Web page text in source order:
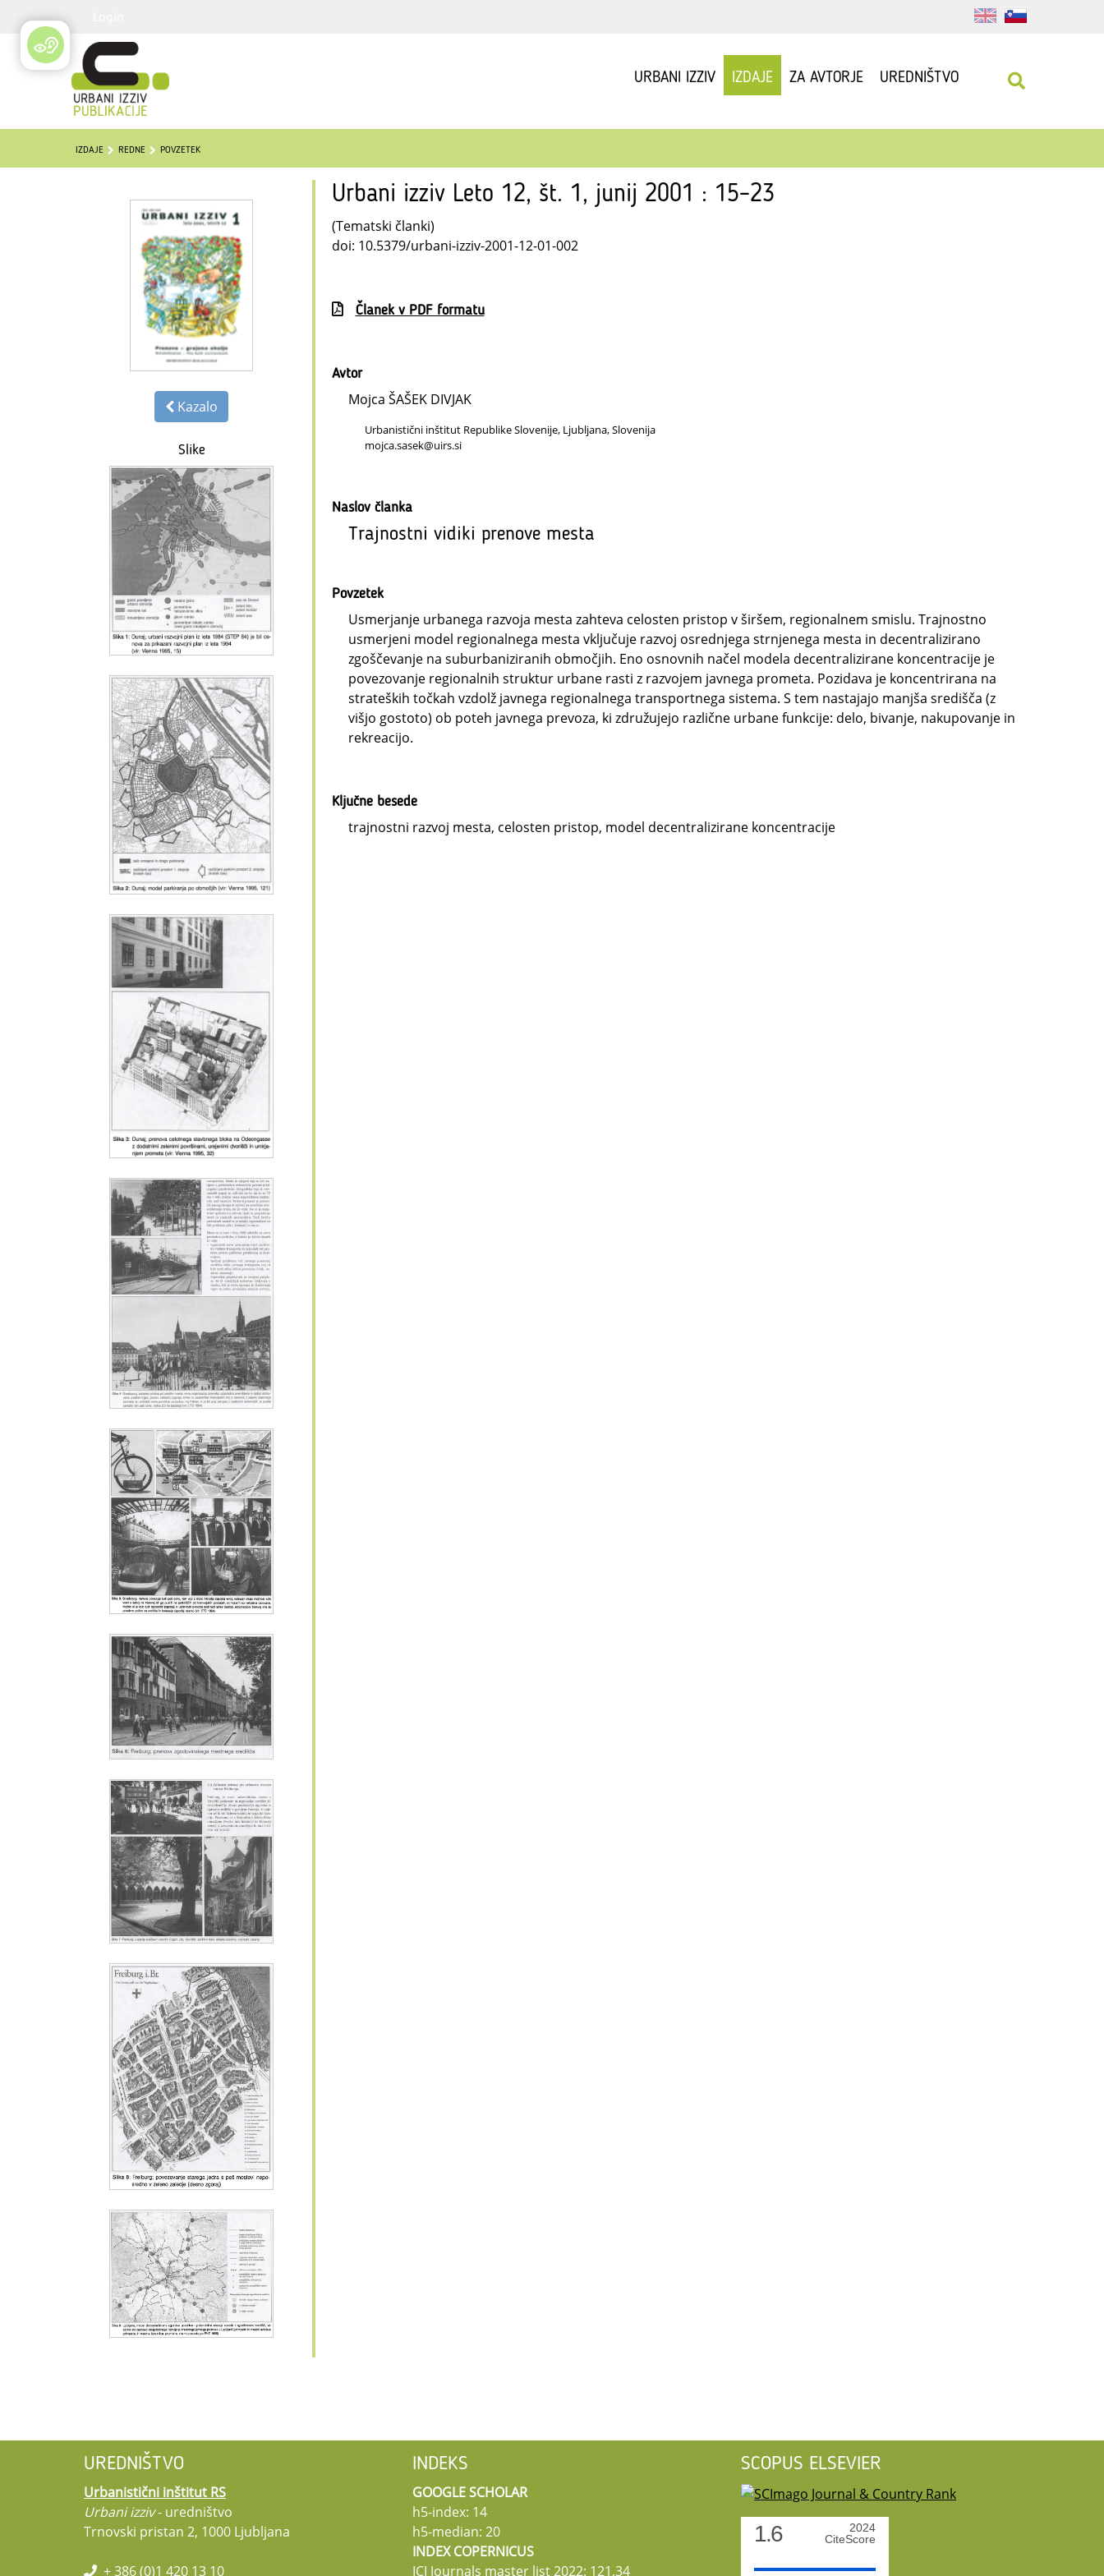
URBANI IZZIV IZDAJE ZA AVTORJE UREDNIŠTVO
IZDAJE REDNE POVZETEK
Kazalo
Slike
Urbani izziv Leto 12, št. 1, junij 2001 : 15–23
(Tematski članki)
doi: 10.5379/urbani-izziv-2001-12-01-002
Članek v PDF formatu
Avtor
Mojca ŠAŠEK DIVJAK
Urbanistični inštitut Republike Slovenije, Ljubljana, Slovenija
mojca.sasek@uirs.si
Naslov članka
Trajnostni vidiki prenove mesta
Povzetek
Usmerjanje urbanega razvoja mesta zahteva celosten pristop v širšem, regionalnem smislu. Trajnostno
usmerjeni model regionalnega mesta vključuje razvoj osrednjega strnjenega mesta in decentralizirano
zgoščevanje na suburbaniziranih območjih. Eno osnovnih načel modela decentralizirane koncentracije je
povezovanje regionalnih struktur urbane rasti z razvojem javnega prometa. Pozidava je koncentrirana na
strateških točkah vzdolž javnega regionalnega transportnega sistema. S tem nastajajo manjša središča (z
višjo gostoto) ob poteh javnega prevoza, ki združujejo različne urbane funkcije: delo, bivanje, nakupovanje in
rekreacijo.
Ključne besede
trajnostni razvoj mesta, celosten pristop, model decentralizirane koncentracije
UREDNIŠTVO
Urbanistični inštitut RS
Urbani izziv- uredništvo
Trnovski pristan 2, 1000 Ljubljana
+ 386 (0)1 420 13 10
INDEKS
GOOGLE SCHOLAR
h5-index: 14
h5-median: 20
INDEX COPERNICUS
ICI Journals master list 2022: 121,34
SCOPUS ELSEVIER
1.6
2024
CiteScore